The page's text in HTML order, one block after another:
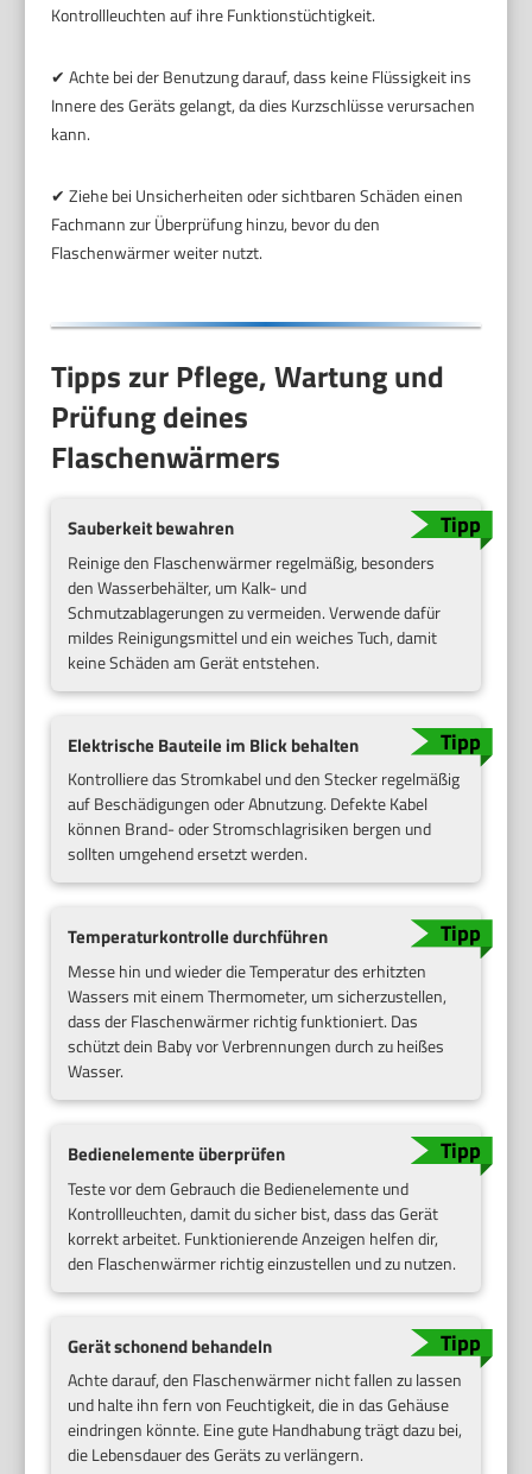
Kontrollleuchten auf ihre Funktionstüchtigkeit.
✔ Achte bei der Benutzung darauf, dass keine Flüssigkeit ins
Innere des Geräts gelangt, da dies Kurzschlüsse verursachen
kann.
✔ Ziehe bei Unsicherheiten oder sichtbaren Schäden einen
Fachmann zur Überprüfung hinzu, bevor du den
Flaschenwärmer weiter nutzt.
Tipps zur Pflege, Wartung und
Prüfung deines
Flaschenwärmers
Sauberkeit bewahren
Reinige den Flaschenwärmer regelmäßig, besonders
den Wasserbehälter, um Kalk- und
Schmutzablagerungen zu vermeiden. Verwende dafür
mildes Reinigungsmittel und ein weiches Tuch, damit
keine Schäden am Gerät entstehen.
Elektrische Bauteile im Blick behalten
Kontrolliere das Stromkabel und den Stecker regelmäßig
auf Beschädigungen oder Abnutzung. Defekte Kabel
können Brand- oder Stromschlagrisiken bergen und
sollten umgehend ersetzt werden.
Temperaturkontrolle durchführen
Messe hin und wieder die Temperatur des erhitzten
Wassers mit einem Thermometer, um sicherzustellen,
dass der Flaschenwärmer richtig funktioniert. Das
schützt dein Baby vor Verbrennungen durch zu heißes
Wasser.
Bedienelemente überprüfen
Teste vor dem Gebrauch die Bedienelemente und
Kontrollleuchten, damit du sicher bist, dass das Gerät
korrekt arbeitet. Funktionierende Anzeigen helfen dir,
den Flaschenwärmer richtig einzustellen und zu nutzen.
Gerät schonend behandeln
Achte darauf, den Flaschenwärmer nicht fallen zu lassen
und halte ihn fern von Feuchtigkeit, die in das Gehäuse
eindringen könnte. Eine gute Handhabung trägt dazu bei,
die Lebensdauer des Geräts zu verlängern.